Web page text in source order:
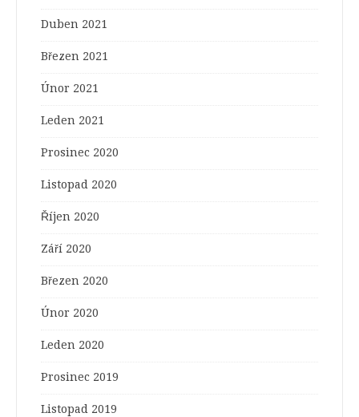
Duben 2021
Březen 2021
Únor 2021
Leden 2021
Prosinec 2020
Listopad 2020
Říjen 2020
Září 2020
Březen 2020
Únor 2020
Leden 2020
Prosinec 2019
Listopad 2019